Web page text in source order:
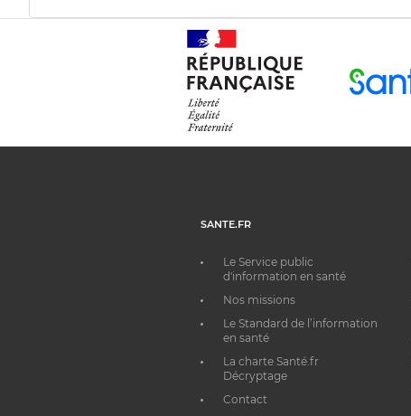
SANTE.FR
Le Service public
d'information en santé
Nos missions
Le Standard de l’information
en santé
La charte Santé.fr
Décryptage
Contact